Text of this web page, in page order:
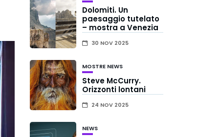
Dolomiti. Un
paesaggio tutelato
– mostra a Venezia
30 NOV 2025
MOSTRE NEWS
Steve McCurry.
Orizzonti lontani
24 NOV 2025
NEWS